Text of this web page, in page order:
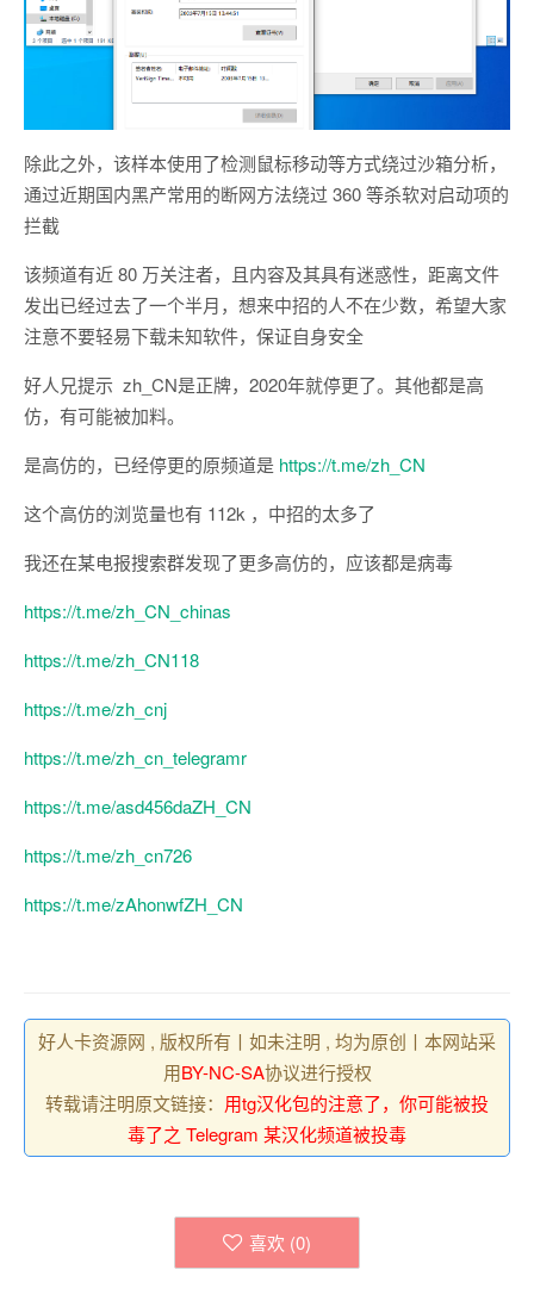
除此之外，该样本使用了检测鼠标移动等方式绕过沙箱分析，
通过近期国内黑产常用的断网方法绕过 360 等杀软对启动项的
拦截
该频道有近 80 万关注者，且内容及其具有迷惑性，距离文件
发出已经过去了一个半月，想来中招的人不在少数，希望大家
注意不要轻易下载未知软件，保证自身安全
好人兄提示 zh_CN是正牌，2020年就停更了。其他都是高
仿，有可能被加料。
是高仿的，已经停更的原频道是 https://t.me/zh_CN
这个高仿的浏览量也有 112k ，中招的太多了
我还在某电报搜索群发现了更多高仿的，应该都是病毒
https://t.me/zh_CN_chinas
https://t.me/zh_CN118
https://t.me/zh_cnj
https://t.me/zh_cn_telegramr
https://t.me/asd456daZH_CN
https://t.me/zh_cn726
https://t.me/zAhonwfZH_CN
好人卡资源网 , 版权所有丨如未注明 , 均为原创丨本网站采
用BY-NC-SA协议进行授权
转载请注明原文链接： 用tg汉化包的注意了，你可能被投
毒了之 Telegram 某汉化频道被投毒
喜欢 (0)